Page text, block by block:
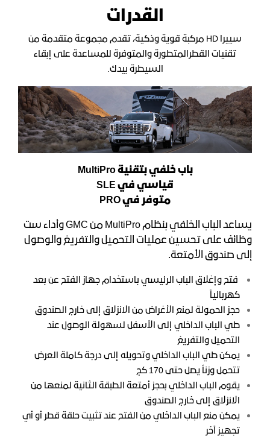
القدرات
سييرا HD مركبة قوية وذكية، تقدم مجموعة متقدمة من
تقنيات القطرالمتطورة والمتوفرة للمساعدة على إبقاء
السيطرة بيدك.
باب خلفي بتقنيةMultiPro
قياسي فيSLE
متوفر فيPRO
يساعد الباب الخلفي بنظام MultiPro من GMC وأداء ست
وظائف على تحسين عمليات التحميل والتفريغ والوصول
إلى صندوق الأمتعة.
فتح وإغلاق الباب الرئيسي باستخدام جهاز الفتح عن بعد
كهربائياً
حجز الحمولة لمنع الأغراض من الانزلاق إلى خارج الصندوق
طي الباب الداخلي إلى الأسفل لسهولة الوصول عند
التحميل والتفريغ
يمكن طي الباب الداخلي وتحويله إلى درجة كاملة العرض
تتحمل وزناً يصل حتى 170 كج
يقوم الباب الداخلي بحجز أمتعة الطبقة الثانية لمنعها من
الانزلاق إلى خارج الصندوق
يمكن منع الباب الداخلي من الفتح عند تثبيت حلقة قطر أو أي
تجهيز آخر